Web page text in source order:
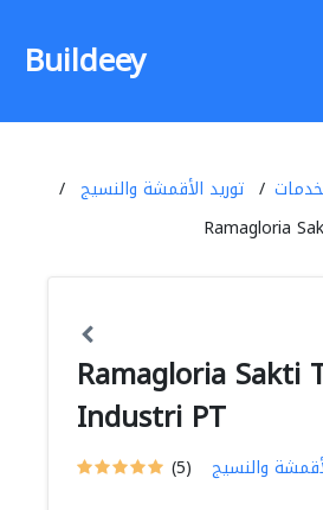
Buildeey
توريد الأقمشة والنسيج
Ramagloria
Ramagloria Sakti
Industri PT
(5) والنسيج